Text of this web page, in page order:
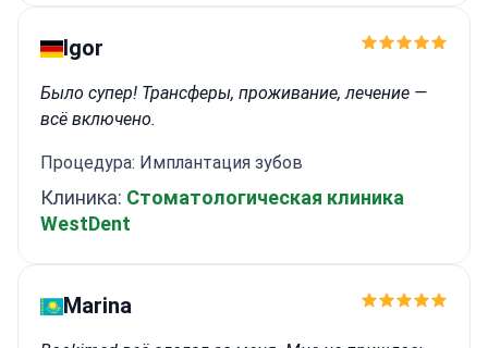
Igor
Было супер! Трансферы, проживание, лечение —
всё включено.
Процедура: Имплантация зубов
Клиника: Стоматологическая клиника
WestDent
Marina